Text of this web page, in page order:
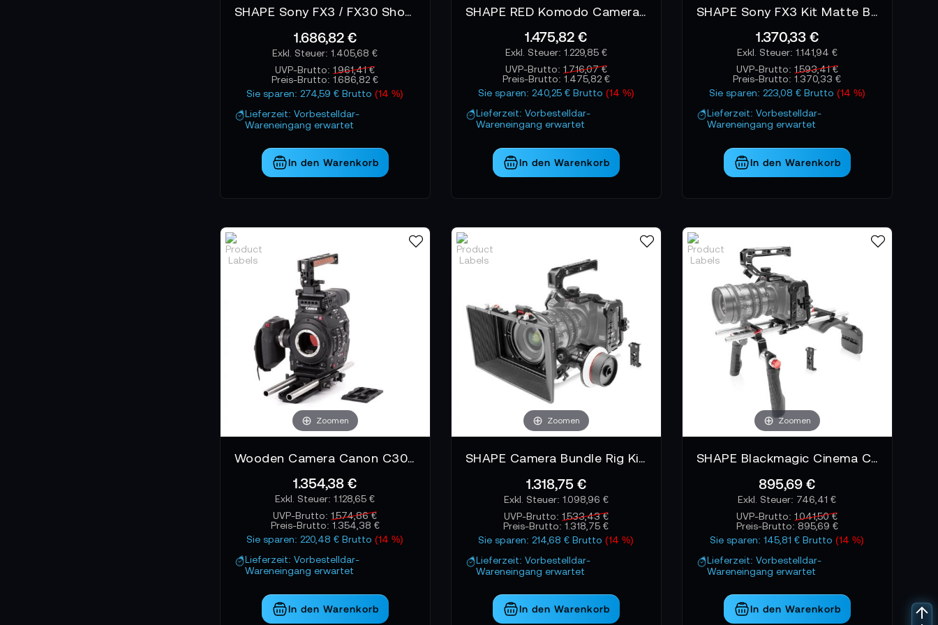
SHAPE Sony FX3 / FX30 Shoulder Mount Matte Box Follow Focus
1.686,82 €
1.405,68 €
UVP-Brutto:1.961,41 €
Preis-Brutto:1.686,82 €
Sie sparen: 274,59 € Brutto(14 %)
Lieferzeit: Vorbestelldar-
Wareneingang erwartet
In den Warenkorb
SHAPE RED Komodo Camera Cage, Shoulder Baseplate with Handles
1.475,82 €
1.229,85 €
UVP-Brutto: 1.716,07 €
Preis-Brutto: 1.475,82 €
Sie sparen: 240,25 € Brutto (14 %)
Lieferzeit: Vorbestelldar-
Wareneingang erwartet
In den Warenkorb
SHAPE Sony FX3 Kit Matte Box Follow Focus
1.370,33 €
1.141,94 €
UVP-Brutto: 1.593,41 €
Preis-Brutto:1.370,33 €
Sie sparen: 223,08 € Brutto (14 %)
Lieferzeit: Vorbestelldar-
Wareneingang erwartet
In den Warenkorb
Zoomen
Wooden Camera Canon C300mkll Unified Accessory Kit - Advanced
1.354,38 €
1.128,65 €
UVP-Brutto:1.574,86 €
Preis-Brutto: 1.354,38 €
Sie sparen: 220,48 € Brutto(14 %)
Lieferzeit: Vorbestelldar-
Wareneingang erwartet
In den Warenkorb
Zoomen
SHAPE Camera Bundle Rig Kit for Blackmagic Cinema Camera 6K/6K PRO/6K G2
1.318,75 €
1.098,96 €
UVP-Brutto: 1.533,43 €
Preis-Brutto:1.318,75 €
Sie sparen: 214,68 € Brutto(14 %)
Lieferzeit: Vorbestelldar-
Wareneingang erwartet
In den Warenkorb
Zoomen
SHAPE Blackmagic Cinema Camera 6K/6K PRO/6K G2 Shoulder Mount
895,69 €
746,41 €
UVP-Brutto:1.041,50 €
Preis-Brutto: 895,69 €
Sie sparen: 145,81 € Brutto(14 %)
Lieferzeit: Vorbestelldar-
Wareneingang erwartet
In den Warenkorb